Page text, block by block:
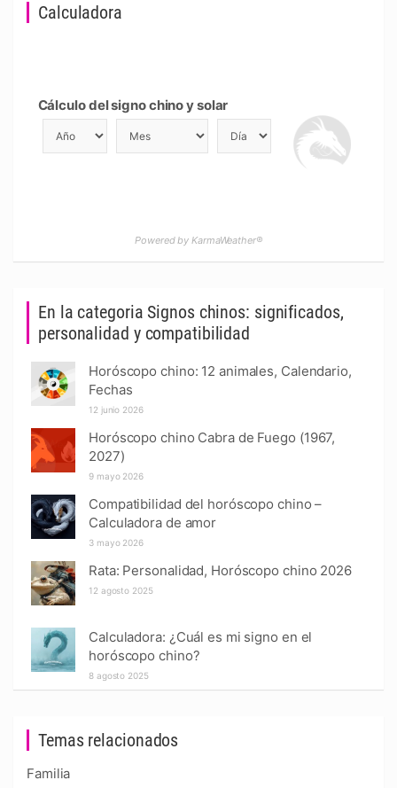
Temas relacionados
Familia
En la categoria Signos chinos: significados,
personalidad y compatibilidad
Horóscopo chino: 12 animales, Calendario,
Fechas
12 junio 2026
Horóscopo chino Cabra de Fuego (1967,
2027)
9 mayo 2026
Compatibilidad del horóscopo chino –
Calculadora de amor
3 mayo 2026
Rata: Personalidad, Horóscopo chino 2026
12 agosto 2025
Calculadora: ¿Cuál es mi signo en el
horóscopo chino?
8 agosto 2025
Calculadora
Cálculo del signo chino y solar
Powered by KarmaWeather®